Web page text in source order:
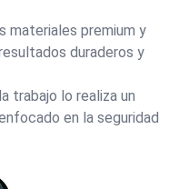
materiales premium y
duraderos y
trabajo lo realiza un
en la seguridad